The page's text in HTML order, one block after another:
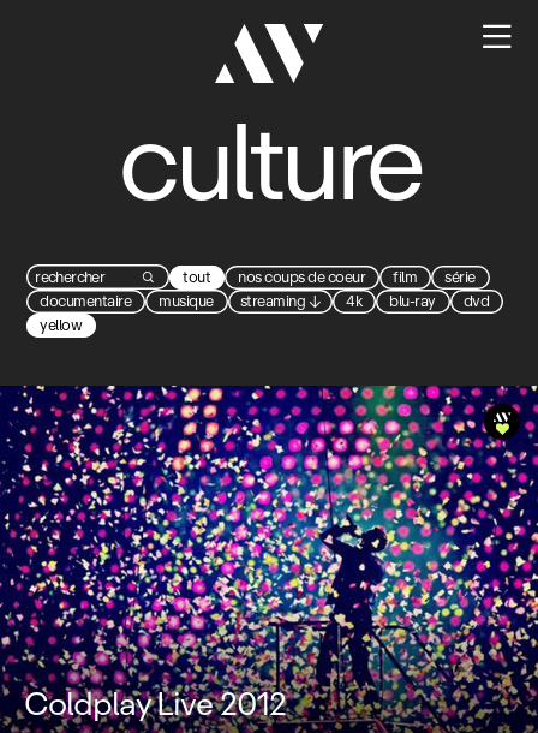

culture
 tout nos coups de coeur film
série
documentaire
musique streaming↓ 4k blu-ray
dvd
yellow
Coldplay Live 2012